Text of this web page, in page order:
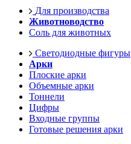
Для производства
Животноводство
Соль для животных
Светодиодные фигуры
Арки
Плоские арки
Объемные арки
Тоннели
Цифры
Входные группы
Готовые решения арки